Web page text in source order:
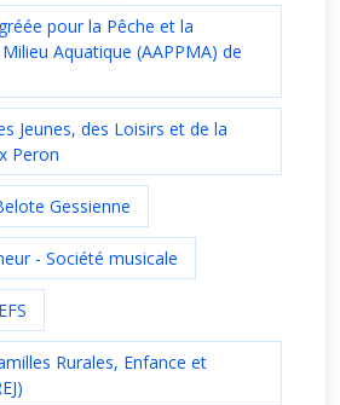
pour la Pêche et la
Aquatique (AAPPMA) de
Jeunes, des Loisirs et de la
Peron
Gessienne
- Société musicale
Rurales, Enfance et